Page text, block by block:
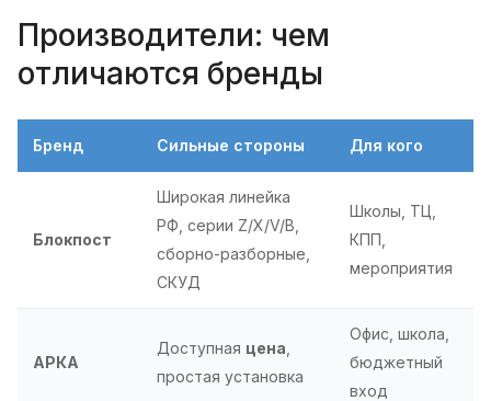
Производители: чем
отличаются бренды
Бренд Сильные стороны Для кого
Блокпост
Широкая линейка
РФ, серии Z/X/V/B,
сборно-разборные,
СКУД
Школы, ТЦ,
КПП,
мероприятия
АРКА
Доступная цена
простая установка
Офис, школа,
бюджетный
вход